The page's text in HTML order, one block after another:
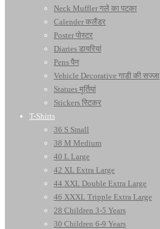
Neck Muffler गले का पटका
Calender कलैंडर
Poster पोस्टर
Diaries डायरियां
Pens पैन
Vehicle Decorative गाडी की सज्जा
Statues मूर्तियां
Stickers स्टिकर
T-Shirts
36 S Small
38 M Medium
40 L Large
42 XL Extra Large
44 XXL Double Extra Large
46 XXXL Tripple Extra Large
28 Children 3-5 Years
30 Children 6-9 Years